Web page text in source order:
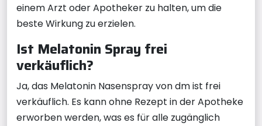
einem Arzt oder Apotheker zu halten, um die
beste Wirkung zu erzielen.
Ist Melatonin Spray frei
verkäuflich?
Ja, das Melatonin Nasenspray von dm ist frei
verkäuflich. Es kann ohne Rezept in der Apotheke
erworben werden, was es für alle zugänglich